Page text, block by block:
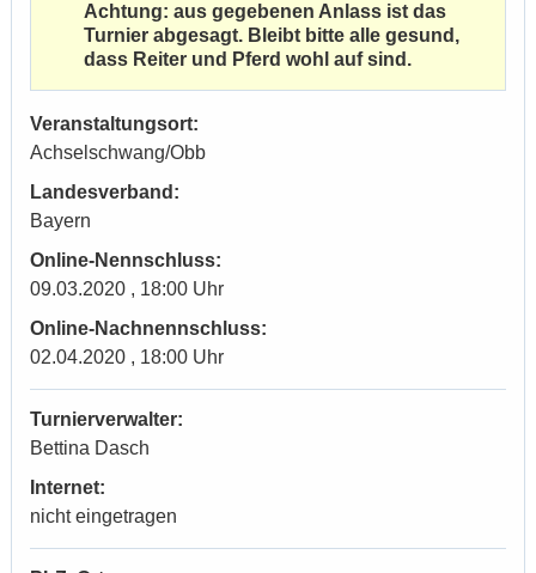
Achtung: aus gegebenen Anlass ist das
Turnier abgesagt. Bleibt bitte alle gesund,
dass Reiter und Pferd wohl auf sind.
Veranstaltungsort:
Achselschwang/Obb
Landesverband:
Bayern
Online-Nennschluss:
09.03.2020 , 18:00 Uhr
Online-Nachnennschluss:
02.04.2020 , 18:00 Uhr
Turnierverwalter:
Bettina Dasch
Internet:
nicht eingetragen